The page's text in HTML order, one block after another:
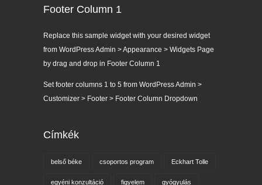
Footer Column 1
Replace this sample widget with your desired widget
from WordPress Admin > Appearance > Widgets Page
by drag and drop in Footer Column 1
Set footer columns 1 to 5 from WordPress Admin >
Customizer > Footer > Footer Column Dropdown
Címkék
belső béke csoportos program Eckhart Tolle
egyéni konzultáció figyelem gyógyulás